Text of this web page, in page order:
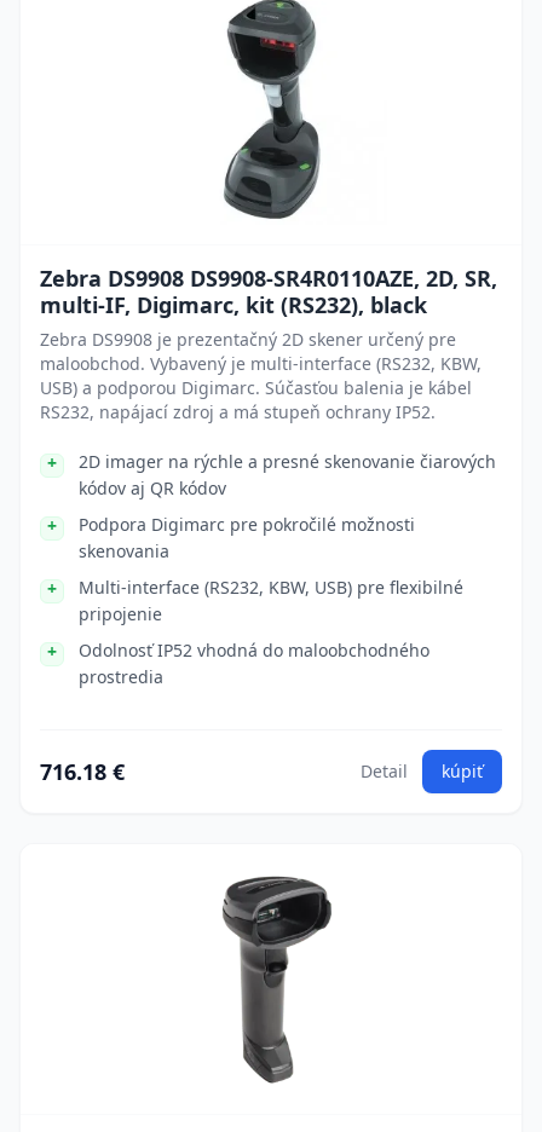
Zebra DS9908 DS9908-SR4R0110AZE, 2D, SR,
multi-IF, Digimarc, kit (RS232), black
Zebra DS9908 je prezentačný 2D skener určený pre
maloobchod. Vybavený je multi-interface (RS232, KBW,
USB) a podporou Digimarc. Súčasťou balenia je kábel
RS232, napájací zdroj a má stupeň ochrany IP52.
2D imager na rýchle a presné skenovanie čiarových
kódov aj QR kódov
Podpora Digimarc pre pokročilé možnosti
skenovania
Multi-interface (RS232, KBW, USB) pre flexibilné
pripojenie
Odolnosť IP52 vhodná do maloobchodného
prostredia
716.18 € Detail kúpiť